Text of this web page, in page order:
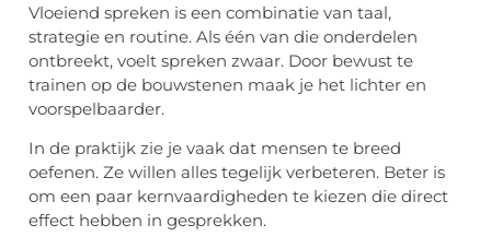
Vloeiend spreken is een combinatie van taal,
strategie en routine. Als één van die onderdelen
ontbreekt, voelt spreken zwaar. Door bewust te
trainen op de bouwstenen maak je het lichter en
voorspelbaarder.
In de praktijk zie je vaak dat mensen te breed
oefenen. Ze willen alles tegelijk verbeteren. Beter is
om een paar kernvaardigheden te kiezen die direct
effect hebben in gesprekken.